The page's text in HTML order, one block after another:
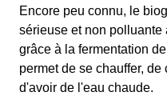
Encore peu connu, le
sérieuse et non polluante
grâce à la fermentation
permet de se chauffer,
d'avoir de l'eau chaude.